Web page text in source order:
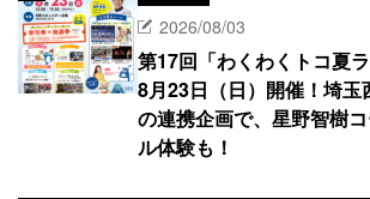
2026/08/03
第17回「わくわくトコ夏
8月23日（日）開催！埼玉
の連携企画で、星野智樹
ル体験も！